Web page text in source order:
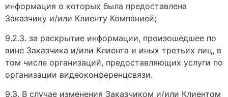
информация о которых была предоставлена
Заказчику и/или Клиенту Компанией;
9.2.3. за раскрытие информации, произошедшее по
вине Заказчика и/или Клиента и иных третьих лиц, в
том числе организаций, предоставляющих услуги по
организации видеоконференцсвязи.
9.3. В случае изменения Заказчиком и/или Клиентом